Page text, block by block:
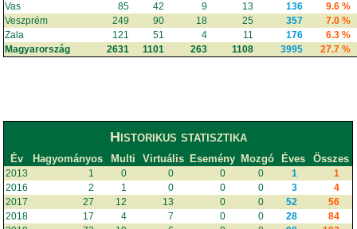
Vas
85 42 9 13 136
9.6 %
Veszprém
249 90 18 25 357
7.0 %
Zala
121 51 4 11 176
6.3 %
Magyarország
2631 1101 263 1108 3995 27.7 %
Historikus statisztika
Év Hagyományos Multi Virtuális Esemény Mozgó Éves Összes
2013 1 0 0 0 0 1
1
2016
2 1 0 0 0 3
4
2017
27 12 13 0 0 52
56
2018
17 4 7 0 0 28
84